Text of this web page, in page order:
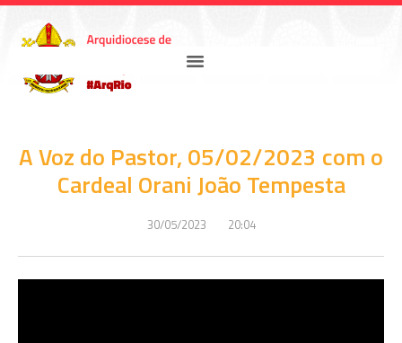
A Voz do Pastor, 05/02/2023 com o
Cardeal Orani João Tempesta
30/05/2023 20:04